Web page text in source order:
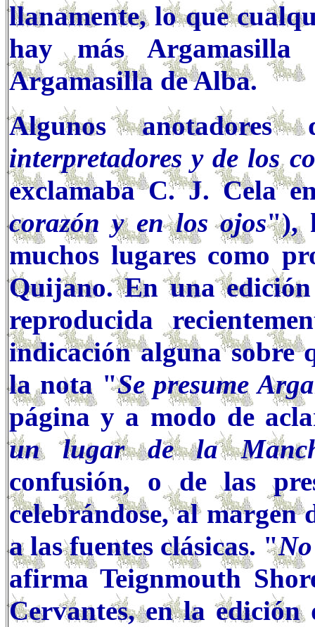
llanamente, lo que
hay más
Argamasilla de Alba.
Algunos
interpretadores y de los
exclamaba C. J. Cela
corazón y en los ojos"),
muchos lugares como
Quijano. En una
reproducida
indicación alguna sobre
la nota "Se presume
página y a modo de
un lugar de la
confusión, o de las
celebrándose, al margen
a las fuentes clásicas. "
afirma Teignmouth
Cervantes, en la